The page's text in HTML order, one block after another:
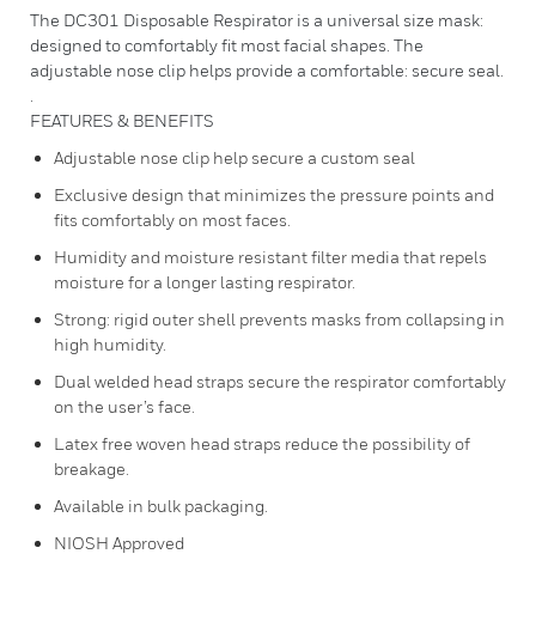
The DC301 Disposable Respirator is a universal size mask:
designed to comfortably fit most facial shapes. The
adjustable nose clip helps provide a comfortable: secure seal.
FEATURES & BENEFITS
Adjustable nose clip help secure a custom seal
Exclusive design that minimizes the pressure points and
fits comfortably on most faces.
Humidity and moisture resistant filter media that repels
moisture for a longer lasting respirator.
Strong: rigid outer shell prevents masks from collapsing in
high humidity.
Dual welded head straps secure the respirator comfortably
on the user’s face.
Latex free woven head straps reduce the possibility of
breakage.
Available in bulk packaging.
NIOSH Approved